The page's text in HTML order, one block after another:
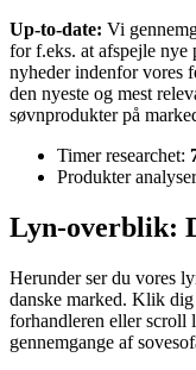
Up-to-date: Vi
for f.eks. at afspejle nye
nyheder indenfor vores
den nyeste og mest
søvnprodukter på
Timer researchet:
Produkter
Lyn-overblik:
Herunder ser du vores
danske marked. Klik
forhandleren eller scroll
gennemgange af